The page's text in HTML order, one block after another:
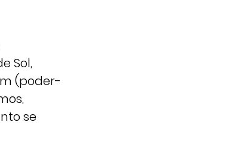
Sol,
(poder-
se